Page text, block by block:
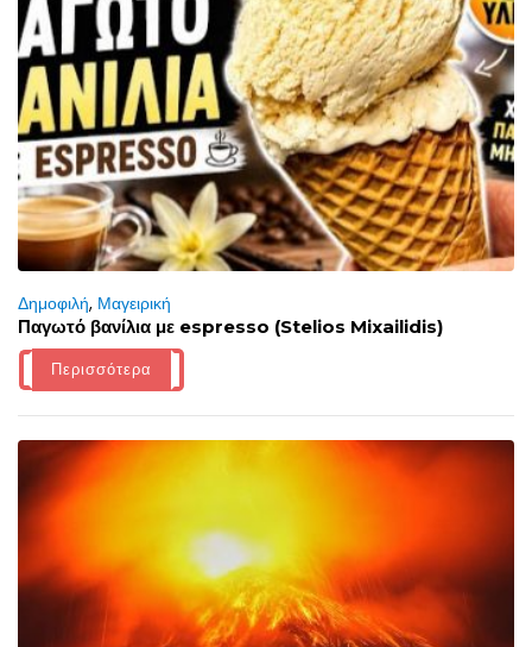
Δημοφιλή, Μαγειρική
Παγωτό βανίλια με espresso (Stelios Mixailidis)
Περισσότερα